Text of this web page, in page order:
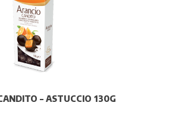
– ASTUCCIO 130G